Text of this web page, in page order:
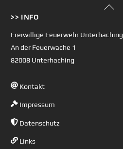
Back
>> INFO
Freiwillige Feuerwehr Unterhaching
An der Feuerwache 1
82008 Unterhaching
Kontakt
Impressum
Datenschutz
Links